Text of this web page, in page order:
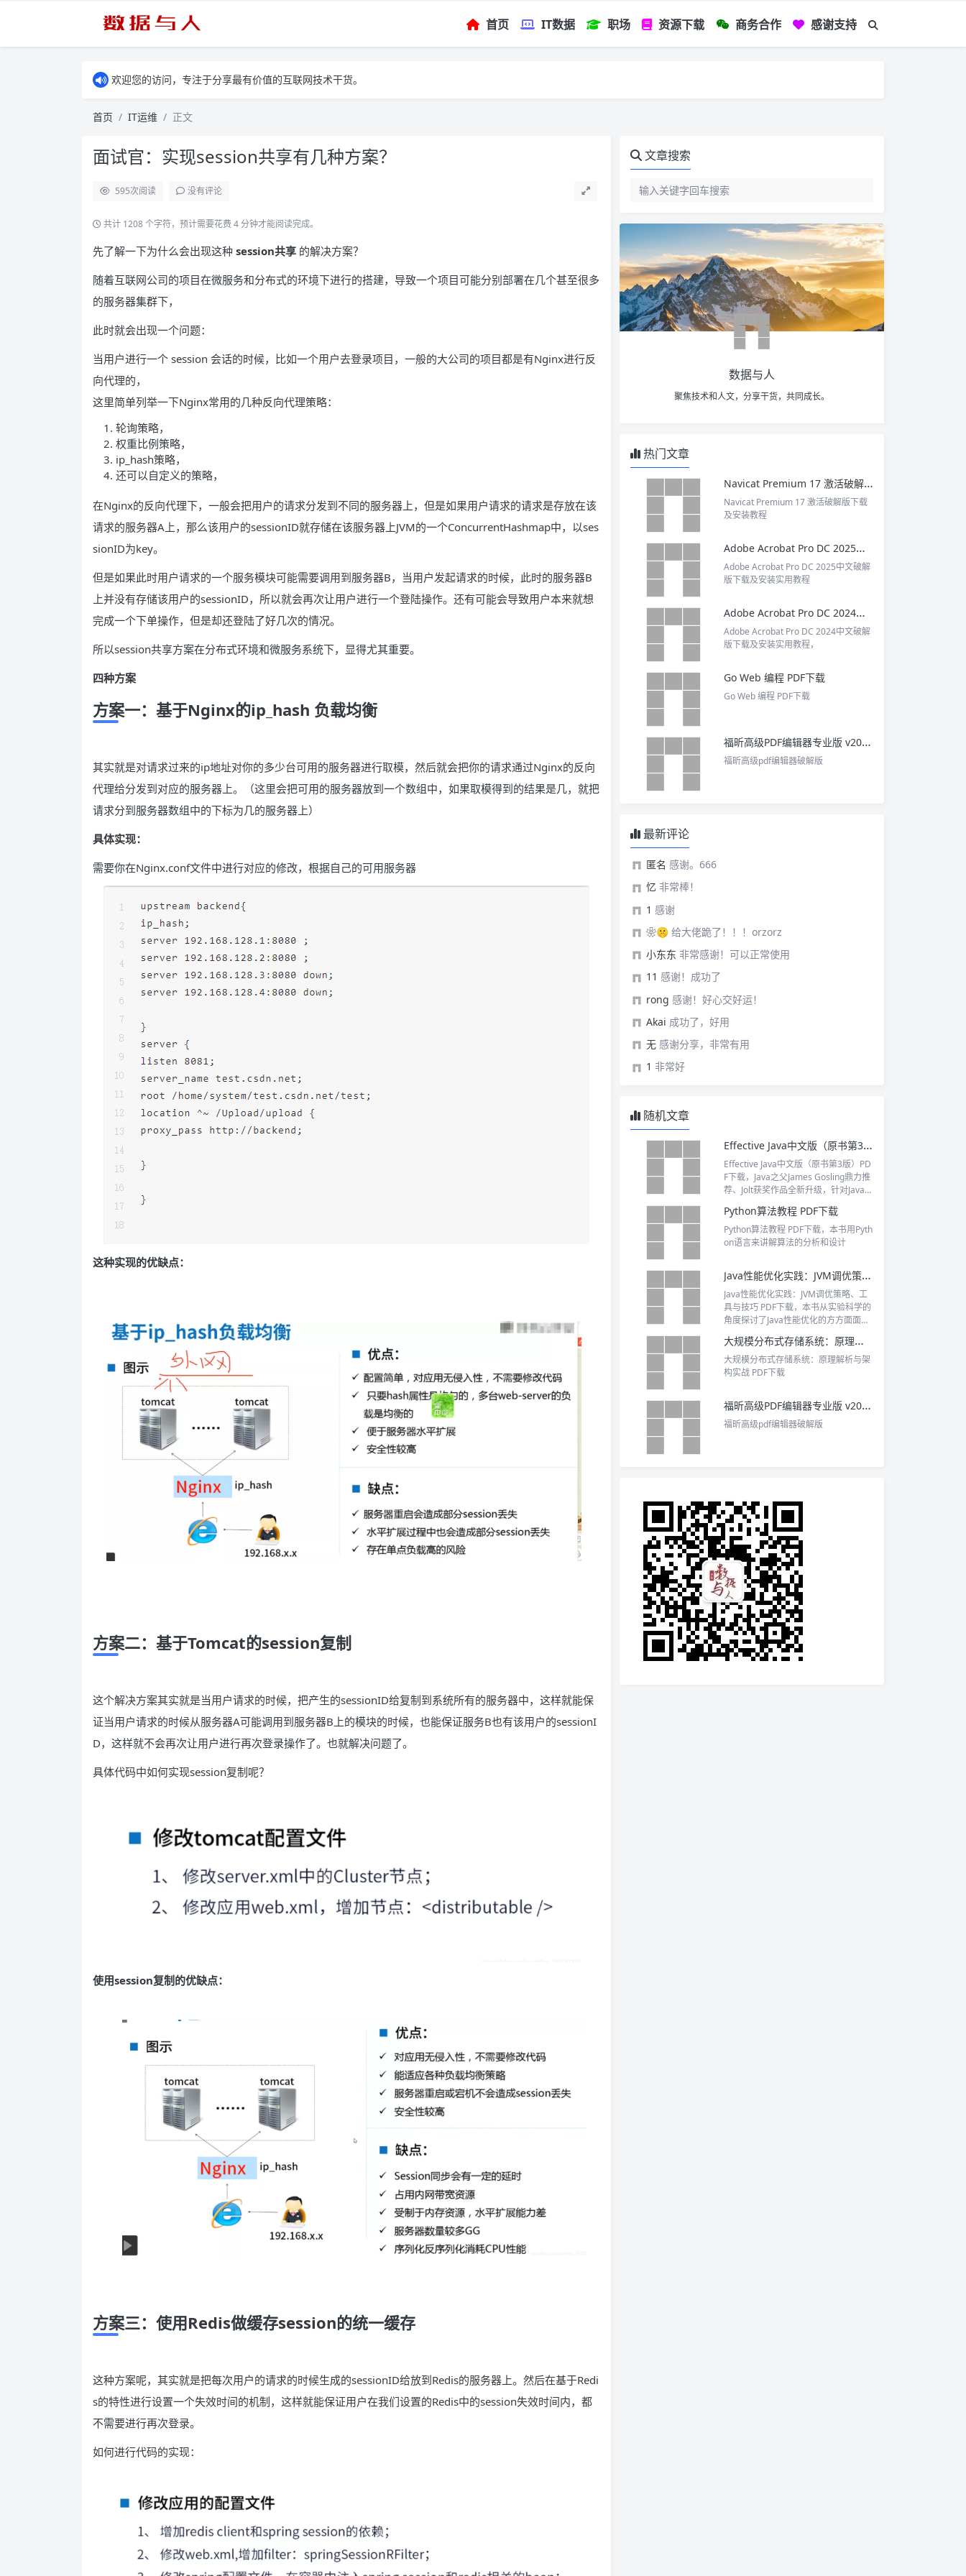
首页 IT数据 职场 资源下载 商务合作 感谢支持
欢迎您的访问，专注于分享最有价值的互联网技术干货。
首页 IT运维 正文
面试官：实现session共享有几种方案？
595次阅读 没有评论
共计 1208 个字符，预计需要花费 4 分钟才能阅读完成。
先了解一下为什么会出现这种 session共享 的解决方案？
随着互联网公司的项目在微服务和分布式的环境下进行的搭建，导致一个项目可能分别部署在几个甚至很多
的服务器集群下，
此时就会出现一个问题：
当用户进行一个 session 会话的时候，比如一个用户去登录项目，一般的大公司的项目都是有Nginx进行反
向代理的，
这里简单列举一下Nginx常用的几种反向代理策略：
轮询策略，
权重比例策略，
ip_hash策略，
还可以自定义的策略，
在Nginx的反向代理下，一般会把用户的请求分发到不同的服务器上，但是如果用户请求的请求是存放在该
请求的服务器A上，那么该用户的sessionID就存储在该服务器上JVM的一个ConcurrentHashmap中，以ses
sionID为key。
但是如果此时用户请求的一个服务模块可能需要调用到服务器B，当用户发起请求的时候，此时的服务器B
上并没有存储该用户的sessionID，所以就会再次让用户进行一个登陆操作。还有可能会导致用户本来就想
完成一个下单操作，但是却还登陆了好几次的情况。
所以session共享方案在分布式环境和微服务系统下，显得尤其重要。
四种方案
方案一：基于Nginx的ip_hash 负载均衡
其实就是对请求过来的ip地址对你的多少台可用的服务器进行取模，然后就会把你的请求通过Nginx的反向
代理给分发到对应的服务器上。（这里会把可用的服务器放到一个数组中，如果取模得到的结果是几，就把
请求分到服务器数组中的下标为几的服务器上）
具体实现：
需要你在Nginx.conf文件中进行对应的修改，根据自己的可用服务器
这种实现的优缺点：
方案二：基于Tomcat的session复制
这个解决方案其实就是当用户请求的时候，把产生的sessionID给复制到系统所有的服务器中，这样就能保
证当用户请求的时候从服务器A可能调用到服务器B上的模块的时候，也能保证服务B也有该用户的sessionI
D，这样就不会再次让用户进行再次登录操作了。也就解决问题了。
具体代码中如何实现session复制呢？
使用session复制的优缺点：
方案三：使用Redis做缓存session的统一缓存
这种方案呢，其实就是把每次用户的请求的时候生成的sessionID给放到Redis的服务器上。然后在基于Redi
s的特性进行设置一个失效时间的机制，这样就能保证用户在我们设置的Redis中的session失效时间内，都
不需要进行再次登录。
如何进行代码的实现：
文章搜索
数据与人
聚焦技术和人文，分享干货，共同成长。
热门文章
Navicat Premium 17 激活破解版下载及安装教程
Navicat Premium 17 激活破解版下载
及安装教程
Adobe Acrobat Pro DC 2025中文破解版下载及安装实用教程
Adobe Acrobat Pro DC 2025中文破解
版下载及安装实用教程
Adobe Acrobat Pro DC 2024中文破解版下载及安装实用教程
Adobe Acrobat Pro DC 2024中文破解
版下载及安装实用教程，
Go Web 编程 PDF下载
Go Web 编程 PDF下载
福昕高级PDF编辑器专业版 v2025 中文激活版
福昕高级pdf编辑器破解版
最新评论
匿名 感谢。666
忆 非常棒！
1 感谢
❀🤫 给大佬跪了！！！orzorz
小东东 非常感谢！可以正常使用
11 感谢！成功了
rong 感谢！好心交好运！
Akai 成功了，好用
无 感谢分享，非常有用
1 非常好
随机文章
Effective Java中文版（原书第3版）PDF下载
Effective Java中文版（原书第3版）PD
F下载，Java之父James Gosling鼎力推
荐、Jolt获奖作品全新升级，针对Java
考书。
Python算法教程 PDF下载
Python算法教程 PDF下载，本书用Pyth
on语言来讲解算法的分析和设计
Java性能优化实践：JVM调优策略、工具与技巧 PDF下载
Java性能优化实践：JVM调优策略、工
具与技巧 PDF下载，本书从实验科学的
角度探讨了Java性能优化的方方面面，
略、工具和技巧。
大规模分布式存储系统：原理解析与架构实战 PDF下载
大规模分布式存储系统：原理解析与架
构实战 PDF下载
福昕高级PDF编辑器专业版 v2025 中文激活版
福昕高级pdf编辑器破解版